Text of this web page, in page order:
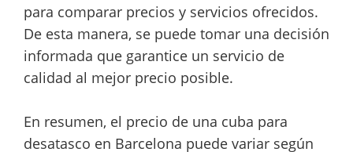
para comparar precios y servicios ofrecidos.
De esta manera, se puede tomar una decisión
informada que garantice un servicio de
calidad al mejor precio posible.
En resumen, el precio de una cuba para
desatasco en Barcelona puede variar según